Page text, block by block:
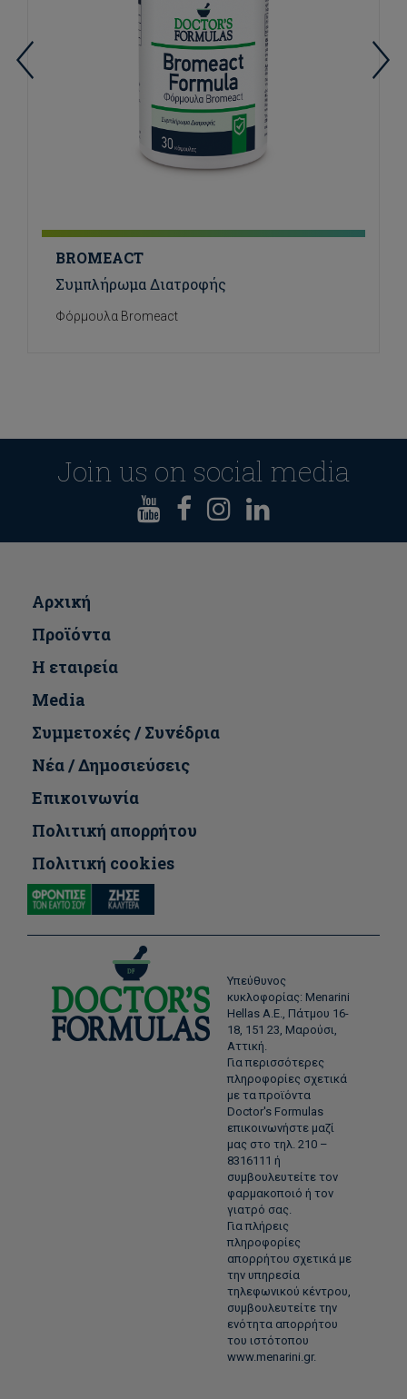
BROMEACT
Συμπλήρωμα Διατροφής
Φόρμουλα Bromeact
Join us on social media
Αρχική
Προϊόντα
Η εταιρεία
Media
Συμμετοχές / Συνέδρια
Νέα / Δημοσιεύσεις
Επικοινωνία
Πολιτική απορρήτου
Πολιτική cookies
Υπεύθυνος
κυκλοφορίας: Menarini
Hellas Α.Ε., Πάτμου 16-
18, 151 23, Μαρούσι,
Αττική.
Για περισσότερες
πληροφορίες σχετικά
με τα προϊόντα
Doctor's Formulas
επικοινωνήστε μαζί
μας στο τηλ. 210 –
8316111 ή
συμβουλευτείτε τον
φαρμακοποιό ή τον
γιατρό σας.
Για πλήρεις
πληροφορίες
απορρήτου σχετικά με
την υπηρεσία
τηλεφωνικού κέντρου,
συμβουλευτείτε την
ενότητα απορρήτου
του ιστότοπου
www.menarini.gr.